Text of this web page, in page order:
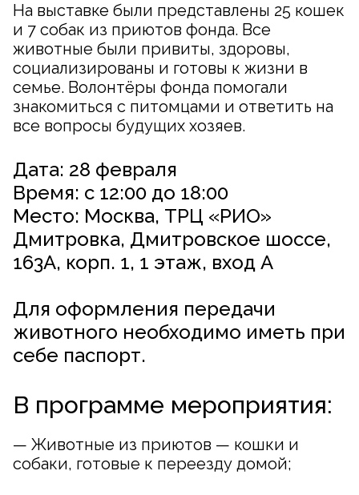
На выставке были представлены 25 кошек
и 7 собак из приютов фонда. Все
животные были привиты, здоровы,
социализированы и готовы к жизни в
семье. Волонтёры фонда помогали
знакомиться с питомцами и ответить на
все вопросы будущих хозяев.
Дата: 28 февраля
Время: с 12:00 до 18:00
Место: Москва, ТРЦ «РИО»
Дмитровка, Дмитровское шоссе,
163А, корп. 1, 1 этаж, вход А
Для оформления передачи
животного необходимо иметь при
себе паспорт.
В программе мероприятия:
— Животные из приютов — кошки и
собаки, готовые к переезду домой;